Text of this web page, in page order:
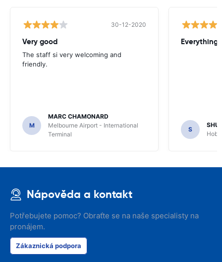
30-12-2020
Very good
The staff si very welcoming and
friendly.
M
MARC CHAMONARD
Melbourne Airport - International
Terminal
Everything
S
Nápověda a kontakt
Potřebujete pomoc? Obraťte se na naše specialisty na
pronájem.
Zákaznická podpora